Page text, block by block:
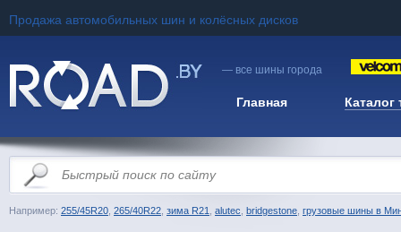
Продажа автомобильных шин и колёсных дисков
— все шины города
Главная Каталог
Например: 255/45R20 265/40R22 зима R21 alutec bridgestone грузовые шины в